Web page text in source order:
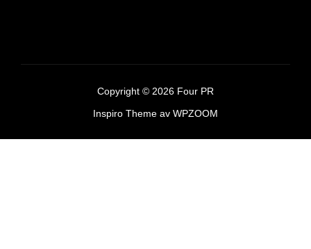
Copyright © 2026 Four PR
Inspiro Theme av WPZOOM